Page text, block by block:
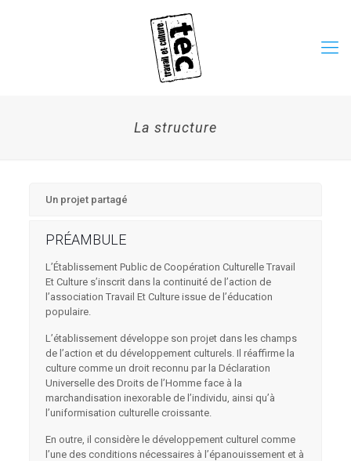
La structure
Un projet partagé
PRÉAMBULE
L’Établissement Public de Coopération Culturelle Travail
Et Culture s’inscrit dans la continuité de l’action de
l’association Travail Et Culture issue de l’éducation
populaire.
L’établissement développe son projet dans les champs
de l’action et du développement culturels. Il réaffirme la
culture comme un droit reconnu par la Déclaration
Universelle des Droits de l’Homme face à la
marchandisation inexorable de l’individu, ainsi qu’à
l’uniformisation culturelle croissante.
En outre, il considère le développement culturel comme
l’une des conditions nécessaires à l’épanouissement et à